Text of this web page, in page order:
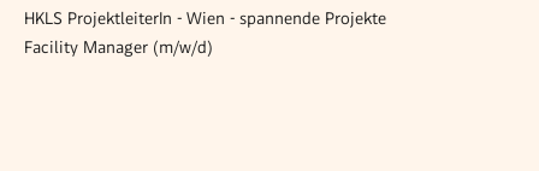
HKLS ProjektleiterIn - Wien - spannende Projekte
Facility Manager (m/w/d)